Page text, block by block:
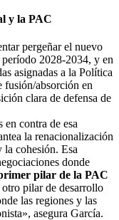
y la PAC
pergeñar el nuevo
2028-2034, y en
asignadas a la Política
absorción en
clara de defensa de
en contra de esa
la renacionalización
cohesión. Esa
donde
pilar de la PAC
otro pilar de desarrollo
las regiones y las
asegura García.